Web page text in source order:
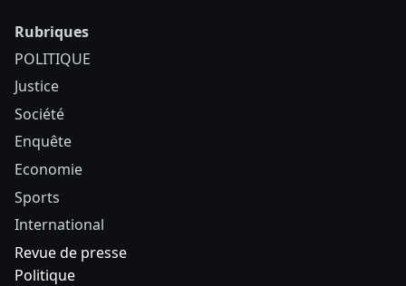
Rubriques
POLITIQUE
Justice
Société
Enquête
Economie
Sports
International
Revue de presse
Politique